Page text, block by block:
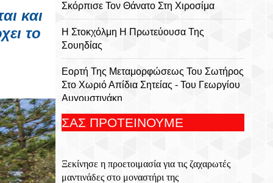
και
το
Σκόρπισε Τον Θάνατο Στη Χιροσίμα
Η Στοκχόλμη Η Πρωτεύουσα Της
Σουηδίας
Εορτή Της Μεταμορφώσεως Του Σωτήρος
Στο Χωριό Απίδια Σητείας - Του Γεωργίου
Αυγουστινάκη
Το Εκκλησάκι Του Τιμίου Σταυρού Στο
6 Αυγούστου 1999 Φεύγει Απο Την Ζωή Η
Ρίτα Σακελαρίου
ΣΑΣ ΠΡΟΤΕΙΝΟΥΜΕ
Ξεκίνησε η προετοιμασία για τις ζαχαρωτές
μαντινάδες στο μοναστήρι της